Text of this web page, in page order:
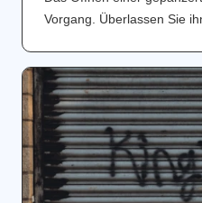
Vorgang. Überlassen Sie